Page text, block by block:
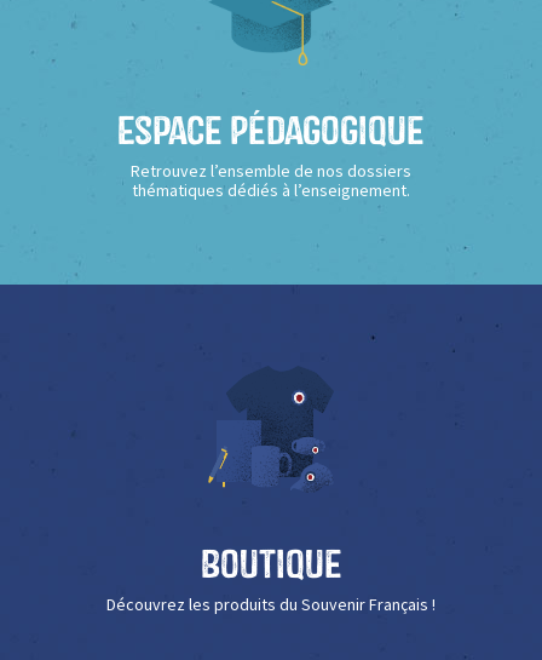
Espace Pédagogique
Retrouvez l’ensemble de nos dossiers
thématiques dédiés à l’enseignement.
Boutique
Découvrez les produits du Souvenir Français !